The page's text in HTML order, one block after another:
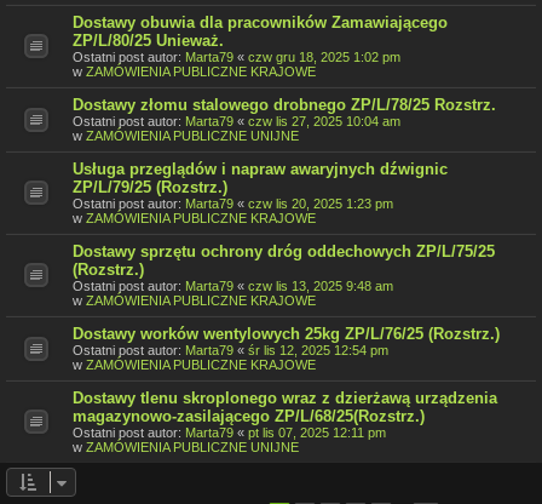
Dostawy obuwia dla pracowników Zamawiającego
ZP/L/80/25 Unieważ.
Ostatni post autor: Marta79 « czw gru 18, 2025 1:02 pm
w ZAMÓWIENIA PUBLICZNE KRAJOWE
Dostawy złomu stalowego drobnego ZP/L/78/25 Rozstrz.
Ostatni post autor: Marta79 « czw lis 27, 2025 10:04 am
w ZAMÓWIENIA PUBLICZNE UNIJNE
Usługa przeglądów i napraw awaryjnych dźwignic
ZP/L/79/25 (Rozstrz.)
Ostatni post autor: Marta79 « czw lis 20, 2025 1:23 pm
w ZAMÓWIENIA PUBLICZNE KRAJOWE
Dostawy sprzętu ochrony dróg oddechowych ZP/L/75/25
(Rozstrz.)
Ostatni post autor: Marta79 « czw lis 13, 2025 9:48 am
w ZAMÓWIENIA PUBLICZNE KRAJOWE
Dostawy worków wentylowych 25kg ZP/L/76/25 (Rozstrz.)
Ostatni post autor: Marta79 « śr lis 12, 2025 12:54 pm
w ZAMÓWIENIA PUBLICZNE KRAJOWE
Dostawy tlenu skroplonego wraz z dzierżawą urządzenia
magazynowo-zasilającego ZP/L/68/25(Rozstrz.)
Ostatni post autor: Marta79 « pt lis 07, 2025 12:11 pm
w ZAMÓWIENIA PUBLICZNE UNIJNE